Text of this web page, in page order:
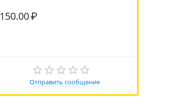
150.00₽
Отправить сообщение